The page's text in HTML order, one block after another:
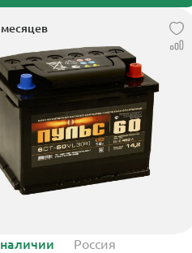
месяцев
Россия